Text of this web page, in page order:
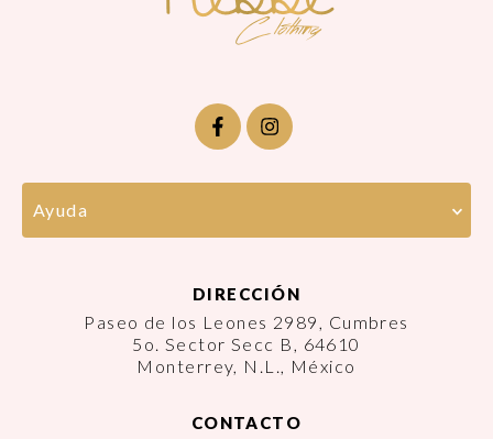
Ayuda
DIRECCIÓN
Paseo de los Leones 2989, Cumbres
5o. Sector Secc B, 64610
Monterrey, N.L., México
CONTACTO